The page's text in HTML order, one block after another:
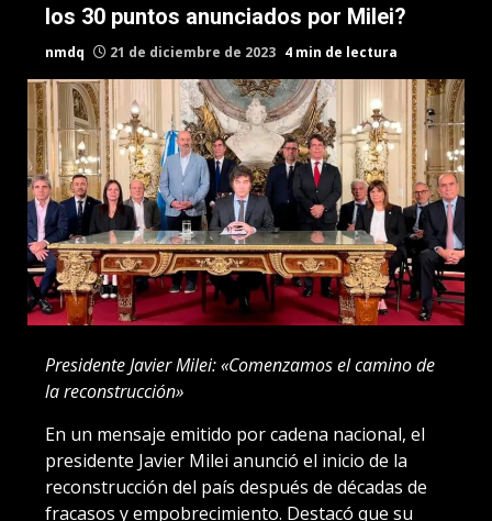
los 30 puntos anunciados por Milei?
nmdq 21 de diciembre de 2023 4 min de lectura
Presidente Javier Milei: «Comenzamos el camino de
la reconstrucción»
En un mensaje emitido por cadena nacional, el
presidente Javier Milei anunció el inicio de la
reconstrucción del país después de décadas de
fracasos y empobrecimiento. Destacó que su